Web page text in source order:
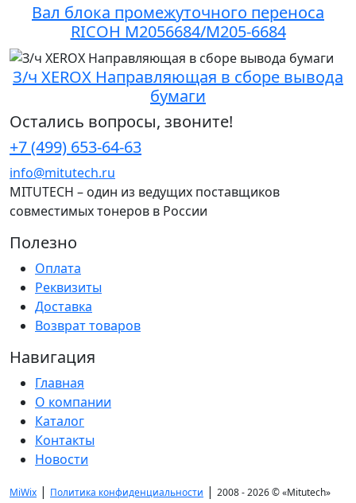
Вал блока промежуточного переноса
RICOH M2056684/M205-6684
З/ч XEROX Направляющая в сборе вывода
бумаги
Остались вопросы, звоните!
+7 (499) 653-64-63
info@mitutech.ru
MITUTECH – один из ведущих поставщиков
совместимых тонеров в России
Полезно
Оплата
Реквизиты
Доставка
Возврат товаров
Навигация
Главная
О компании
Каталог
Контакты
Новости
MiWix | Политика конфиденциальности | 2008 - 2026 ©«Mitutech»